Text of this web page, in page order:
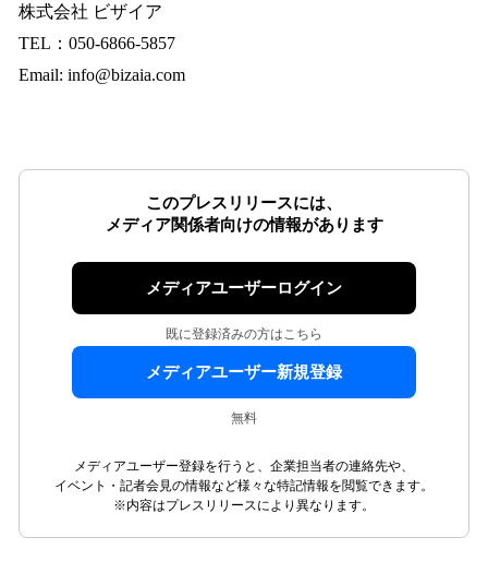
株式会社 ビザイア
TEL：050-6866-5857
Email: info@bizaia.com
このプレスリリースには、
メディア関係者向けの情報があります
メディアユーザーログイン
既に登録済みの方はこちら
メディアユーザー新規登録
無料
メディアユーザー登録を行うと、企業担当者の連絡先や、
イベント・記者会見の情報など様々な特記情報を閲覧できます。
※内容はプレスリリースにより異なります。